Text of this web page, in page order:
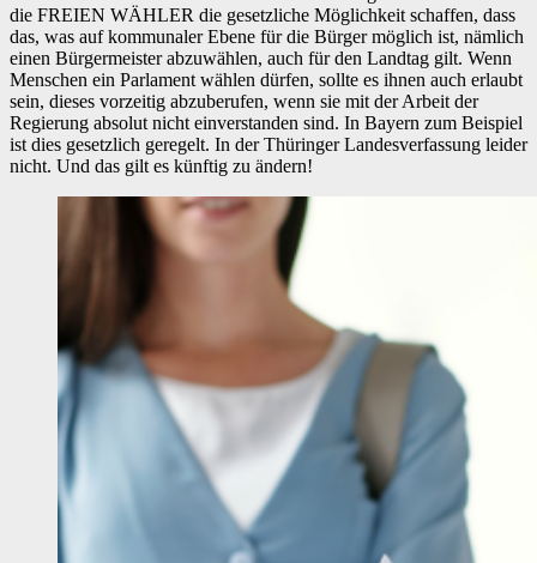
die FREIEN WÄHLER die gesetzliche Möglichkeit schaffen, dass
das, was auf kommunaler Ebene für die Bürger möglich ist, nämlich
einen Bürgermeister abzuwählen, auch für den Landtag gilt. Wenn
Menschen ein Parlament wählen dürfen, sollte es ihnen auch erlaubt
sein, dieses vorzeitig abzuberufen, wenn sie mit der Arbeit der
Regierung absolut nicht einverstanden sind. In Bayern zum Beispiel
ist dies gesetzlich geregelt. In der Thüringer Landesverfassung leider
nicht. Und das gilt es künftig zu ändern!